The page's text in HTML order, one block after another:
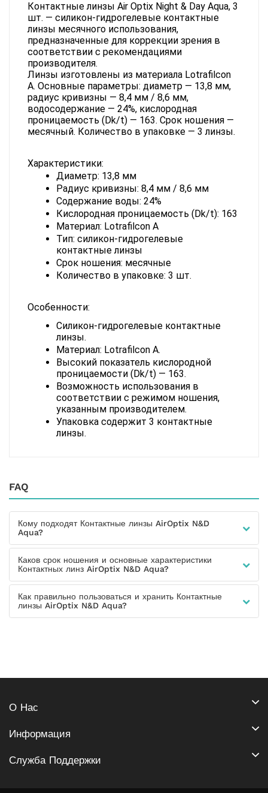
Контактные линзы Air Optix Night & Day Aqua, 3
шт. — силикон-гидрогелевые контактные
линзы месячного использования,
предназначенные для коррекции зрения в
соответствии с рекомендациями
производителя.
Линзы изготовлены из материала Lotrafilcon
A. Основные параметры: диаметр — 13,8 мм,
радиус кривизны — 8,4 мм / 8,6 мм,
водосодержание — 24%, кислородная
проницаемость (Dk/t) — 163. Срок ношения —
месячный. Количество в упаковке — 3 линзы.
Характеристики:
Диаметр: 13,8 мм
Радиус кривизны: 8,4 мм / 8,6 мм
Содержание воды: 24%
Кислородная проницаемость (Dk/t): 163
Материал: Lotrafilcon A
Тип: силикон-гидрогелевые
контактные линзы
Срок ношения: месячные
Количество в упаковке: 3 шт.
Особенности:
Силикон-гидрогелевые контактные
линзы.
Материал: Lotrafilcon A.
Высокий показатель кислородной
проницаемости (Dk/t) — 163.
Возможность использования в
соответствии с режимом ношения,
указанным производителем.
Упаковка содержит 3 контактные
линзы.
FAQ
Кому подходят Контактные линзы AirOptix N&D
Aqua?
Каков срок ношения и основные характеристики
Контактных линз AirOptix N&D Aqua?
Как правильно пользоваться и хранить Контактные
линзы AirOptix N&D Aqua?
О Нас
Информация
Служба Поддержки